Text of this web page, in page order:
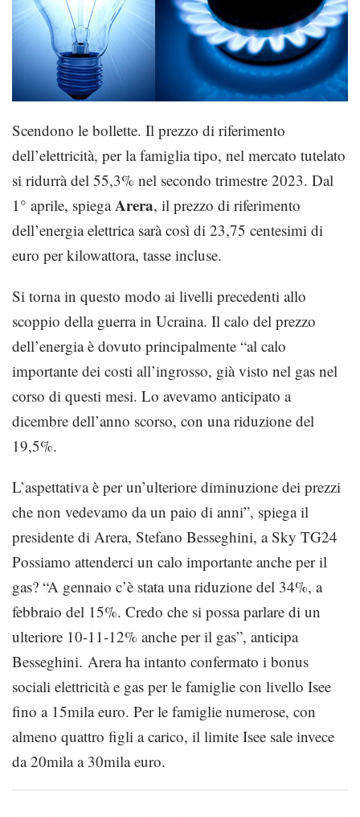
Scendono le bollette. Il prezzo di riferimento
dell’elettricità, per la famiglia tipo, nel mercato tutelato
si ridurrà del 55,3% nel secondo trimestre 2023. Dal
1° aprile, spiegaArera, il prezzo di riferimento
dell’energia elettrica sarà così di 23,75 centesimi di
euro per kilowattora, tasse incluse.
Si torna in questo modo ai livelli precedenti allo
scoppio della guerra in Ucraina. Il calo del prezzo
dell’energia è dovuto principalmente “al calo
importante dei costi all’ingrosso, già visto nel gas nel
corso di questi mesi. Lo avevamo anticipato a
dicembre dell’anno scorso, con una riduzione del
19,5%.
L’aspettativa è per un’ulteriore diminuzione dei prezzi
che non vedevamo da un paio di anni”, spiega il
presidente di Arera, Stefano Besseghini, a Sky TG24
Possiamo attenderci un calo importante anche per il
gas? “A gennaio c’è stata una riduzione del 34%, a
febbraio del 15%. Credo che si possa parlare di un
ulteriore 10-11-12% anche per il gas”, anticipa
Besseghini. Arera ha intanto confermato i bonus
sociali elettricità e gas per le famiglie con livello Isee
fino a 15mila euro. Per le famiglie numerose, con
almeno quattro figli a carico, il limite Isee sale invece
da 20mila a 30mila euro.